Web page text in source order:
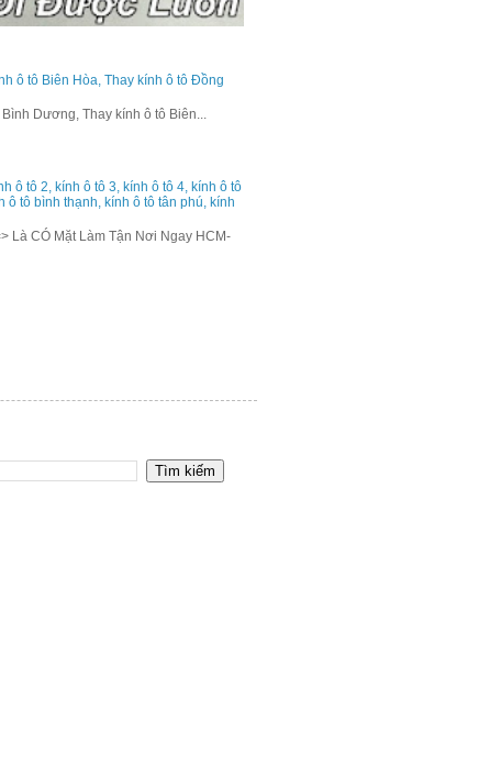
ô tô Biên Hòa, Thay kính ô tô Đồng
Dương, Thay kính ô tô Biên...
ô tô 2, kính ô tô 3, kính ô tô 4, kính ô tô
ô tô bình thạnh, kính ô tô tân phú, kính
Là CÓ Mặt Làm Tận Nơi Ngay HCM-